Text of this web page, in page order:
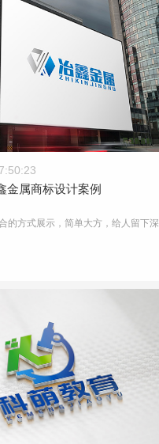
金属商标设计案例
金属商标设计案例
的方式展示，简单大方，给人留下深